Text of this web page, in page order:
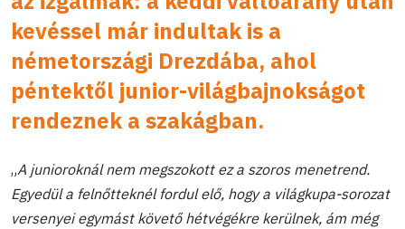
kevéssel már indultak is a
németországi Drezdába, ahol
péntektől junior-világbajnokságot
rendeznek a szakágban.
„A junioroknál nem megszokott ez a szoros menetrend.
Egyedül a felnőtteknél fordul elő, hogy a világkupa-sorozat
versenyei egymást követő hétvégékre kerülnek, ám még